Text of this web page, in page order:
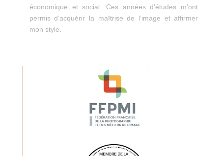
économique et social. Ces années d’études m’ont
permis d’acquérir la maîtrise de l’image et affirmer
mon style.